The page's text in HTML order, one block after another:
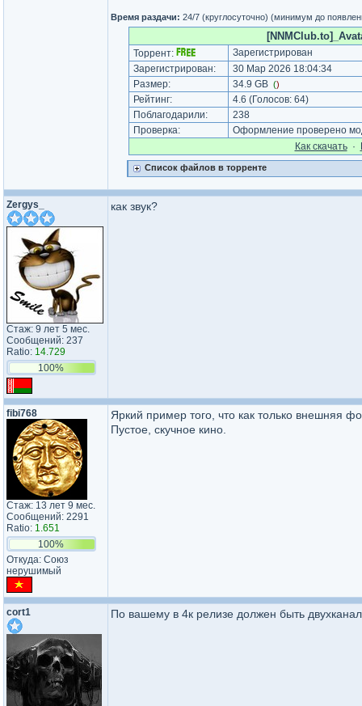
Время раздачи: 24/7 (круглосуточно) (минимум до
Торрент:
Зарегистрирован
Зарегистрирован:
30 Мар 2026 18:04:34
Размер:
34.9 GB ()
Рейтинг: 4.6 (Голосов: 64)
Поблагодарили:
238
Проверка:
Оформление проверено
Как cкачать·
Список файлов в торренте
Zergys_
Стаж: 9 лет 5 мес.
Сообщений: 237
Ratio: 14.729
100%
как звук?
fibi768
Стаж: 13 лет 9 мес.
Сообщений: 2291
Ratio: 1.651
100%
Откуда: Союз
нерушимый
Яркий пример того, что как только внешняя
Пустое, скучное кино.
cort1 По вашему в 4к релизе должен быть